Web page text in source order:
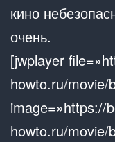
кино
очень.
[jwplayer
howto.ru/movie/
image=»https://
howto.ru/movie/